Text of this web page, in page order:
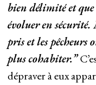
bien délimité et
évoluer en
pris et les
plus cohabiter.”
dépraver à eux